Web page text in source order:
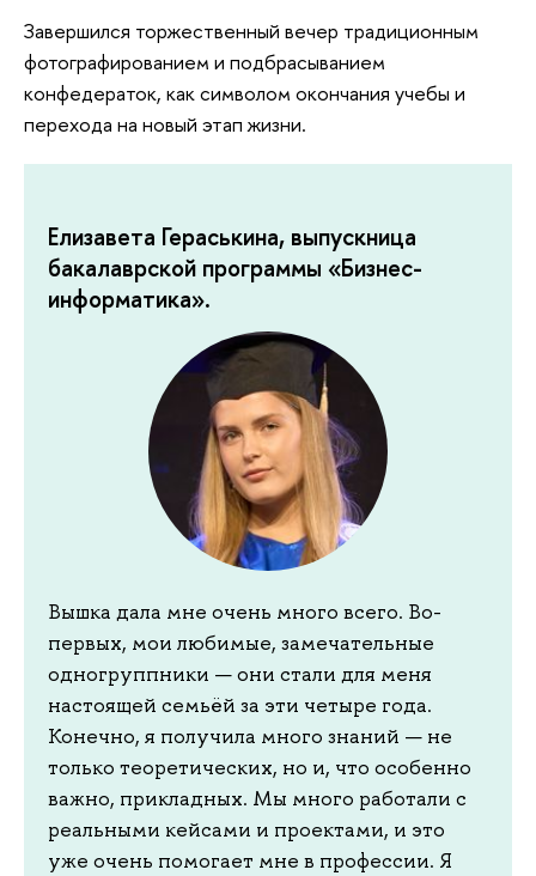
Завершился торжественный вечер традиционным
фотографированием и подбрасыванием
конфедераток, как символом окончания учебы и
перехода на новый этап жизни.
Елизавета Гераськина, выпускница
бакалаврской программы «Бизнес-
информатика».
Вышка дала мне очень много всего. Во-
первых, мои любимые, замечательные
одногруппники — они стали для меня
настоящей семьёй за эти четыре года.
Конечно, я получила много знаний — не
только теоретических, но и, что особенно
важно, прикладных. Мы много работали с
реальными кейсами и проектами, и это
уже очень помогает мне в профессии. Я